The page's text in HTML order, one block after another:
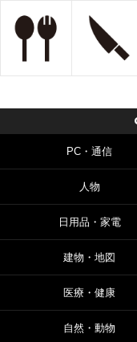
PC・通信
人物
日用品・家電
建物・地図
医療・健康
自然・動物